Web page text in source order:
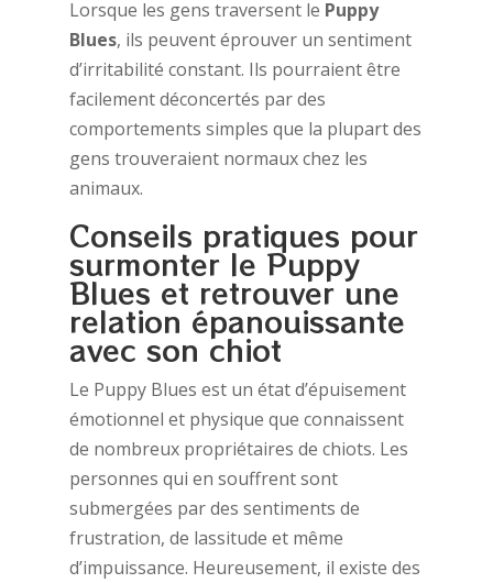
Lorsque les gens traversent le Puppy
Blues, ils peuvent éprouver un sentiment
d’irritabilité constant. Ils pourraient être
facilement déconcertés par des
comportements simples que la plupart des
gens trouveraient normaux chez les
animaux.
Conseils pratiques pour
surmonter le Puppy
Blues et retrouver une
relation épanouissante
avec son chiot
Le Puppy Blues est un état d’épuisement
émotionnel et physique que connaissent
de nombreux propriétaires de chiots. Les
personnes qui en souffrent sont
submergées par des sentiments de
frustration, de lassitude et même
d’impuissance. Heureusement, il existe des